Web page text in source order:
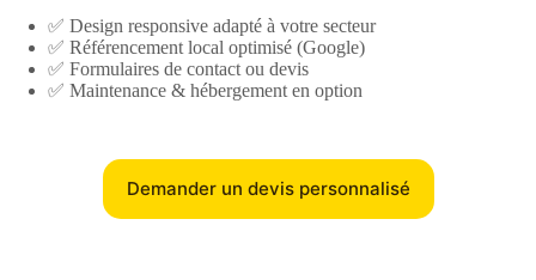
✅ Design responsive adapté à votre secteur
✅ Référencement local optimisé (Google)
✅ Formulaires de contact ou devis
✅ Maintenance & hébergement en option
Demander un devis personnalisé